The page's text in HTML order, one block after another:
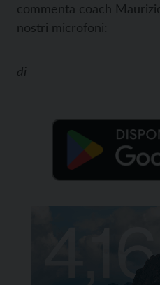
commenta coach
nostri microfoni:
di